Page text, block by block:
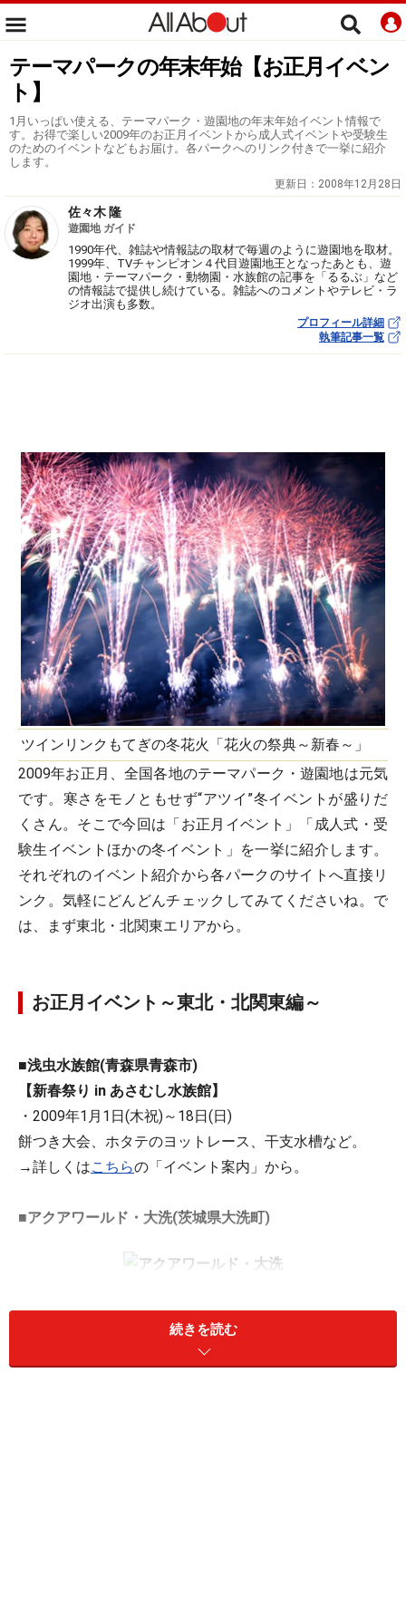
テーマパークの年末年始【お正月イベン
ト】
1月いっぱい使える、テーマパーク・遊園地の年末年始イベント情報で
す。お得で楽しい2009年のお正月イベントから成人式イベントや受験生
のためのイベントなどもお届け。各パークへのリンク付きで一挙に紹介
します。
更新日： 2008年12月28日
佐々木 隆
遊園地 ガイド
1990年代、雑誌や情報誌の取材で毎週のように遊園地を取材。
1999年、TVチャンピオン４代目遊園地王となったあとも、遊
園地・テーマパーク・動物園・水族館の記事を「るるぶ」など
の情報誌で提供し続けている。雑誌へのコメントやテレビ・ラ
ジオ出演も多数。
プロフィール詳細
執筆記事一覧
ツインリンクもてぎの冬花火「花火の祭典～新春～」
2009年お正月、全国各地のテーマパーク・遊園地は元気
です。寒さをモノともせず“アツイ”冬イベントが盛りだ
くさん。そこで今回は「お正月イベント」「成人式・受
験生イベントほかの冬イベント」を一挙に紹介します。
それぞれのイベント紹介から各パークのサイトへ直接リ
ンク。気軽にどんどんチェックしてみてくださいね。で
は、まず東北・北関東エリアから。
お正月イベント～東北・北関東編～
■浅虫水族館(青森県青森市)
【新春祭り in あさむし水族館】
・2009年1月1日(木祝)～18日(日)
餅つき大会、ホタテのヨットレース、干支水槽など。
→詳しくはこちらの「イベント案内」から。
■アクアワールド・大洗(茨城県大洗町)
【イルカ・アシカオーシャンライブ
お正月限定版】
続きを読む